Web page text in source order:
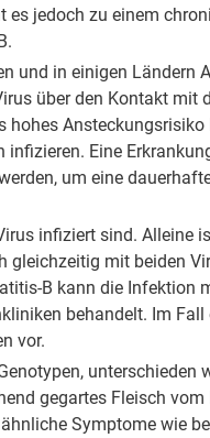
es jedoch zu einem
und in einigen Ländern
über den Kontakt mit
hohes
Eine
um eine
infiziert sind. Alleine
gleichzeitig mit beiden
B kann die Infektion
behandelt. Im Fall
vor.
unterschieden
gegartes Fleisch vom
Symptome wie